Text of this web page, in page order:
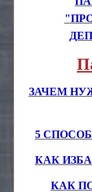
ЗАЧЕМ
5
КАК
КАК